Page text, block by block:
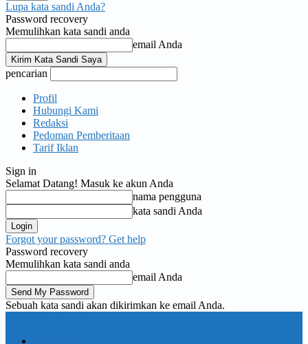
Lupa kata sandi Anda?
Password recovery
Memulihkan kata sandi anda
email Anda
pencarian
Profil
Hubungi Kami
Redaksi
Pedoman Pemberitaan
Tarif Iklan
Sign in
Selamat Datang! Masuk ke akun Anda
nama pengguna
kata sandi Anda
Forgot your password? Get help
Password recovery
Memulihkan kata sandi anda
email Anda
Sebuah kata sandi akan dikirimkan ke email Anda.